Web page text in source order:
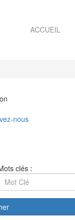
ACCUEIL
nous
clés :